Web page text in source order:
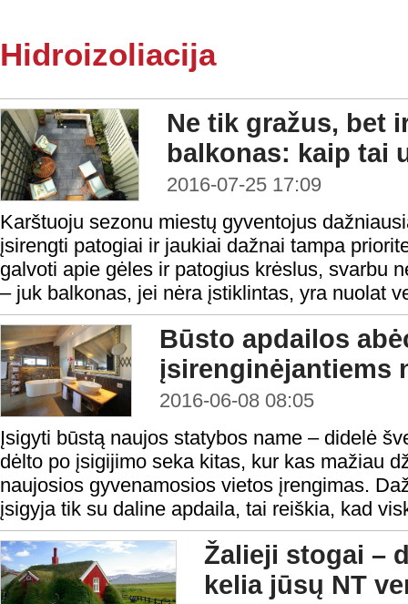
Hidroizoliacija
Ne tik gražus, bet
balkonas: kaip tai
2016-07-25 17:09
Karštuoju sezonu miestų gyventojus
įsirengti patogiai ir jaukiai dažnai tampa
galvoti apie gėles ir patogius krėslus, svarbu
– juk balkonas, jei nėra įstiklintas, yra nuolat
Būsto apdailos
įsirenginėjantiems
2016-06-08 08:05
Įsigyti būstą naujos statybos name – didelė
dėlto po įsigijimo seka kitas, kur kas mažiau
naujosios gyvenamosios vietos įrengimas.
įsigyja tik su daline apdaila, tai reiškia, kad
Žalieji stogai –
kelia jūsų NT